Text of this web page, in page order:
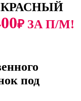
₽ ЗА П/М!
под